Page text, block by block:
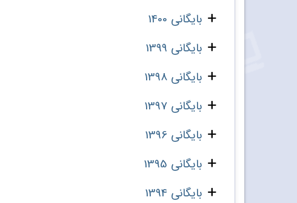
بایگانی 1400
بایگانی 1399
بایگانی 1398
بایگانی 1397
بایگانی 1396
بایگانی 1395
بایگانی 1394